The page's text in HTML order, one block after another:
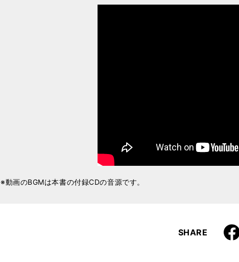
※動画のBGMは本書の付録CDの音源です。
SHARE Faceboo
k